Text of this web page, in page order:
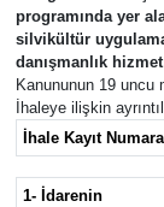
programında yer
silvikültür
danışmanlık
Kanununun 19 uncu
İhaleye ilişkin
İhale Kayıt
1- İdarenin